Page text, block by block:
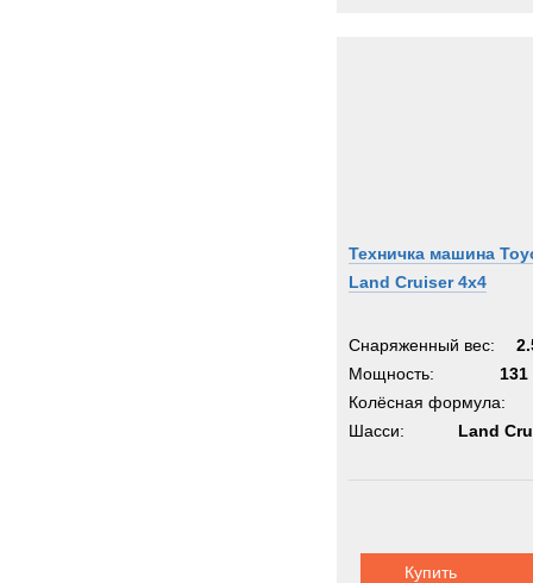
Техничка машина
Land Cruiser 4x4
Снаряженный вес:
Мощность:
131
Колёсная формула:
Шасси:
Land
Купить